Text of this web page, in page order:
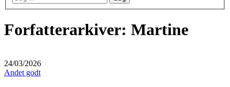
Forfatterarkiver: Martine
24/03/2026
Andet godt